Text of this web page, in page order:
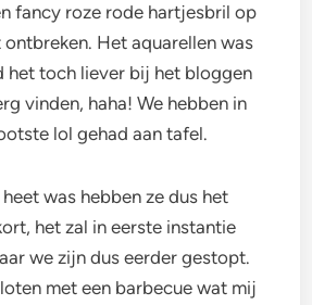
fancy roze rode hartjesbril op
ontbreken. Het aquarellen was
het toch liever bij het bloggen
vinden, haha! We hebben in
lol gehad aan tafel.
was hebben ze dus het
het zal in eerste instantie
we zijn dus eerder gestopt.
met een barbecue wat mij